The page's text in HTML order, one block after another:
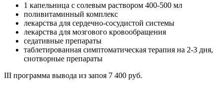
1 капельница с солевым раствором 400-500 мл
поливитаминный комплекс
лекарства для сердечно-сосудистой системы
лекарства для мозгового кровообращения
седативные препараты
таблетированная симптоматическая терапия на 2-3 дня,
снотворные препараты
III программа вывода из запоя 7 400 руб.